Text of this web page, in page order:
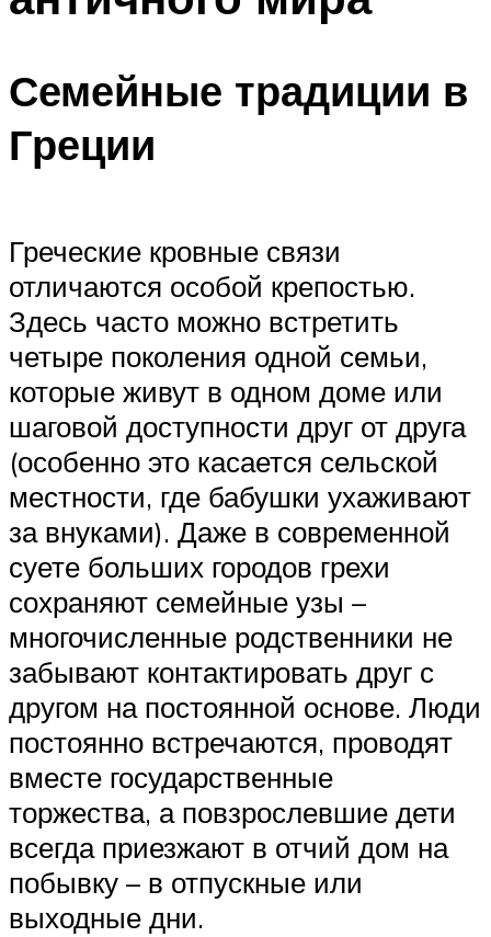
Семейные традиции в
Греции
Греческие кровные связи
отличаются особой крепостью.
Здесь часто можно встретить
четыре поколения одной семьи,
которые живут в одном доме или
шаговой доступности друг от друга
(особенно это касается сельской
местности, где бабушки ухаживают
за внуками). Даже в современной
суете больших городов грехи
сохраняют семейные узы –
многочисленные родственники не
забывают контактировать друг с
другом на постоянной основе. Люди
постоянно встречаются, проводят
вместе государственные
торжества, а повзрослевшие дети
всегда приезжают в отчий дом на
побывку – в отпускные или
выходные дни.